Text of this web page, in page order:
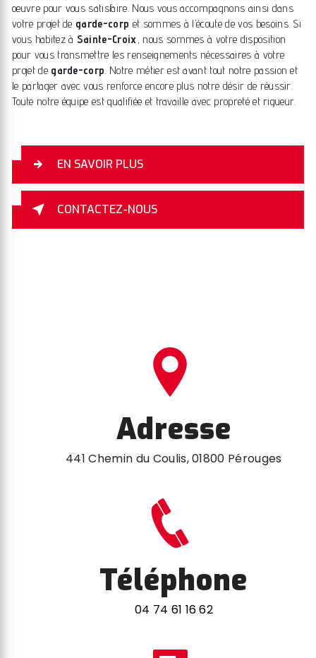
oeuvre pour vous satisfaire. Nous vous accompagnons ainsi dans
votre projet de garde-corp et sommes à l’écoute de vos besoins. Si
vous habitez à Sainte-Croix, nous sommes à votre disposition
pour vous transmettre les renseignements nécessaires à votre
projet de garde-corp. Notre métier est avant tout notre passion et
le partager avec vous renforce encore plus notre désir de réussir.
Toute notre équipe est qualifiée et travaille avec propreté et rigueur.
EN SAVOIR PLUS
CONTACTEZ-NOUS
Adresse
441 Chemin du Coulis, 01800 Pérouges
Téléphone
04 74 61 16 62